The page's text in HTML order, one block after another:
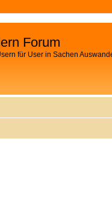
Forum
für User in Sachen